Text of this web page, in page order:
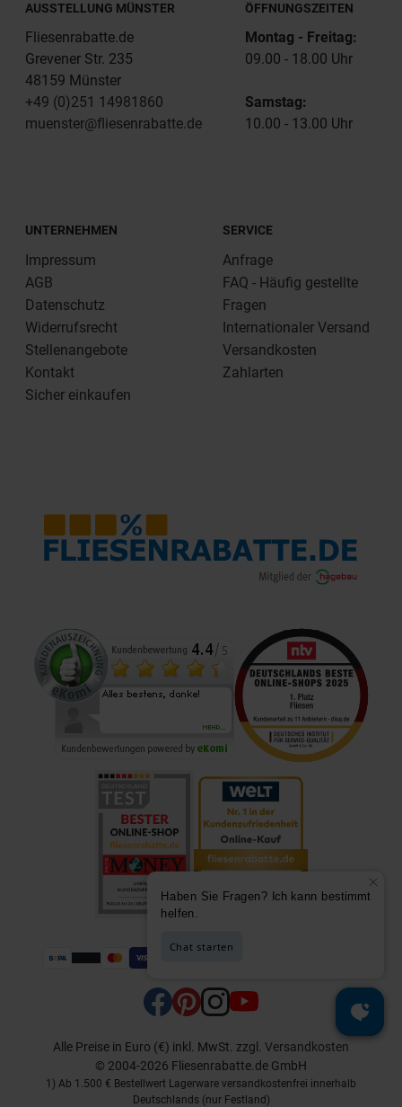
AUSSTELLUNG MÜNSTER
Fliesenrabatte.de
Grevener Str. 235
48159 Münster
+49 (0)251 14981860
muenster@fliesenrabatte.de
ÖFFNUNGSZEITEN
Montag - Freitag:
09.00 - 18.00 Uhr
Samstag:
10.00 - 13.00 Uhr
UNTERNEHMEN
Impressum
AGB
Datenschutz
Widerrufsrecht
Stellenangebote
Kontakt
Sicher einkaufen
SERVICE
Anfrage
FAQ - Häufig gestellte
Fragen
Internationaler Versand
Versandkosten
Zahlarten
Alle Preise in Euro (€) inkl. MwSt. zzgl. Versandkosten
© 2004-2026 Fliesenrabatte.de GmbH
1) Ab 1.500 € Bestellwert Lagerware versandkostenfrei innerhalb
Deutschlands (nur Festland)